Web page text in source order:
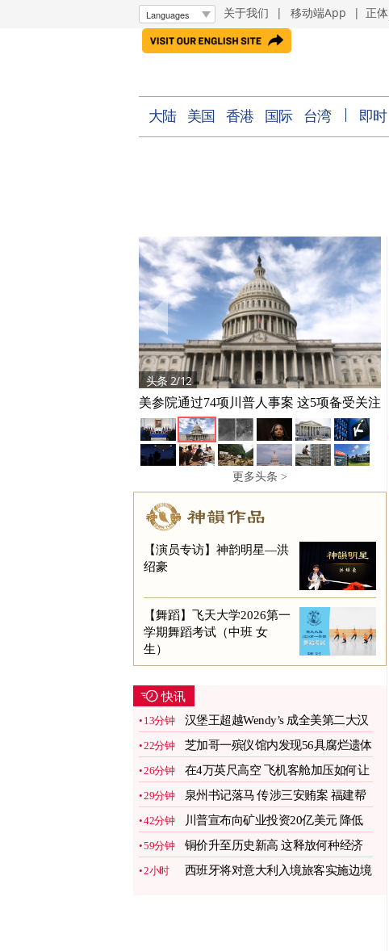
关于我们 | 移动端App | 正体
大陆 美国 香港 国际 台湾 即时
头条 2/12
美参院通过74项川普人事案 这5项备受关注
头条 3/12
SpaceX火箭撞月球后发生了什么 照片曝光
更多头条 >
【演员专访】神韵明星—洪
绍豪
【舞蹈】飞天大学2026第一
学期舞蹈考试（中班 女
生）
快讯
13分钟
汉堡王超越Wendy’s 成全美第二大汉
堡连锁店 图
22分钟 芝加哥一殡仪馆内发现56具腐烂遗体
图
26分钟
在4万英尺高空 飞机客舱加压如何让
你保命？ 图
29分钟
泉州书记落马 传涉三安贿案 福建帮
引关注 图
42分钟
川普宣布向矿业投资20亿美元 降低
对华依赖 图
59分钟
铜价升至历史新高 这释放何种经济
信号？ 图
2小时
西班牙将对意大利入境旅客实施边境